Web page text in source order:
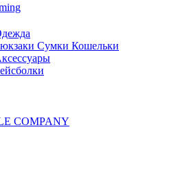
Сумки Кошельки
COMPANY